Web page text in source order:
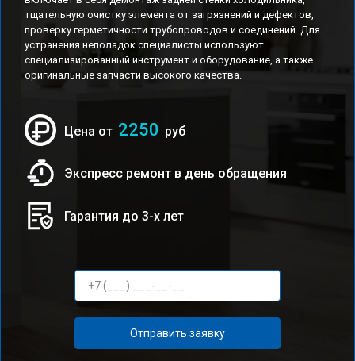
тщательную очистку элемента от загрязнений и дефектов,
проверку герметичности трубопроводов и соединений. Для
устранения неполадок специалисты используют
специализированный инструмент и оборудование, а также
оригинальные запчасти высокого качества.
Цена от 2250 руб
Экспресс ремонт в день обращения
Гарантия до 3-х лет
Отправить заявку